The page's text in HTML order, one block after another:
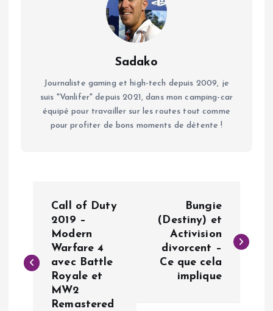
Sadako
Journaliste gaming et high-tech depuis 2009, je
suis "Vanlifer" depuis 2021, dans mon camping-car
équipé pour travailler sur les routes tout comme
pour profiter de bons moments de détente !
v
Call of Duty
2019 –
Modern
Warfare 4
avec Battle
Royale et
MW2
Remastered
Bungie
(Destiny) et
Activision
divorcent –
Ce que cela
implique